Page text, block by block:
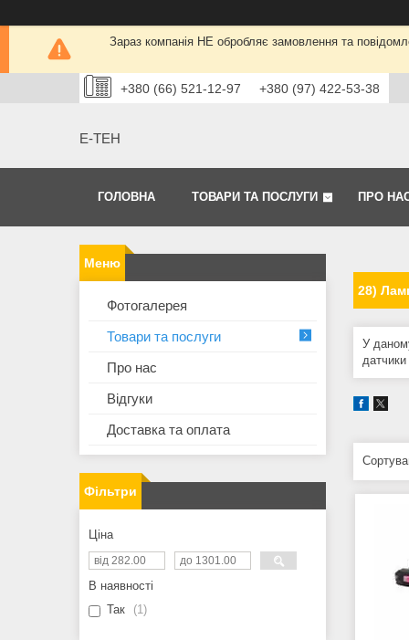
Зараз компанія НЕ обробляє замовлення та
+380 (66) 521-12-97 +380 (97) 422-53-38
Е-ТЕН
ГОЛОВНА ТОВАРИ ТА ПОСЛУГИ ПРО
28)
У
датчики
Фотогалерея
Товари та послуги
Про нас
Відгуки
Доставка та оплата
Фільтри
Ціна
В наявності
Так
1